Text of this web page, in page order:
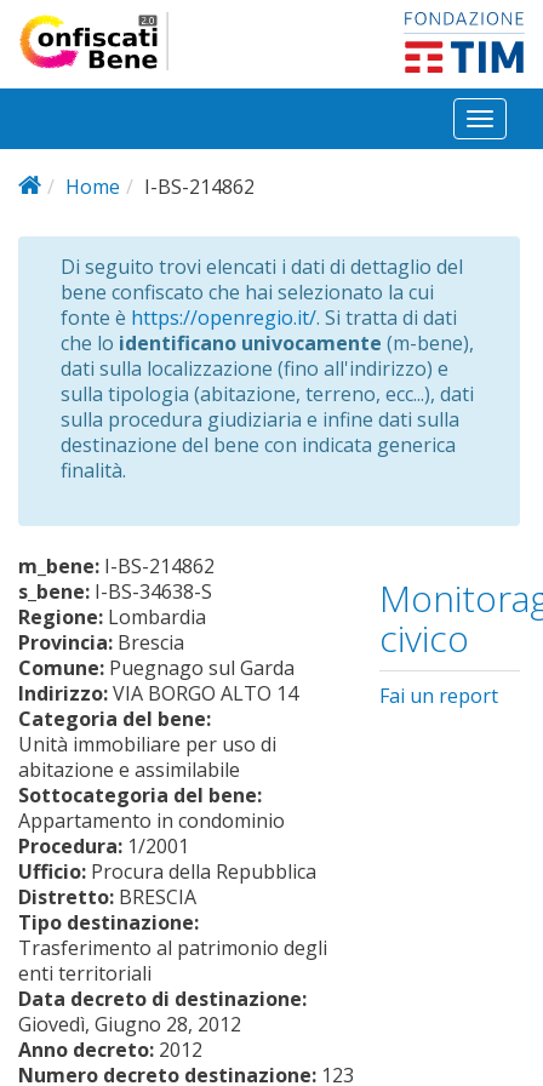
Salta al contenuto principale
Toggle
Home
I-BS-214862
Di seguito trovi elencati i dati di dettaglio del
bene confiscato che hai selezionato la cui
fonte è https://openregio.it/. Si tratta di dati
che lo identificano univocamente (m-bene),
dati sulla localizzazione (fino all'indirizzo) e
sulla tipologia (abitazione, terreno, ecc...), dati
sulla procedura giudiziaria e infine dati sulla
destinazione del bene con indicata generica
finalità.
m_bene: I-BS-214862
s_bene: I-BS-34638-S
Regione: Lombardia
Provincia: Brescia
Comune: Puegnago sul Garda
Indirizzo:VIA BORGO ALTO 14
Categoria del bene:
Unità immobiliare per uso di
abitazione e assimilabile
Sottocategoria del bene:
Appartamento in condominio
Procedura: 1/2001
Ufficio: Procura della Repubblica
Distretto: BRESCIA
Tipo destinazione:
Trasferimento al patrimonio degli
enti territoriali
Data decreto di destinazione:
Giovedì, Giugno 28, 2012
Anno decreto: 2012
Numero decreto destinazione: 123
civico
Fai un report